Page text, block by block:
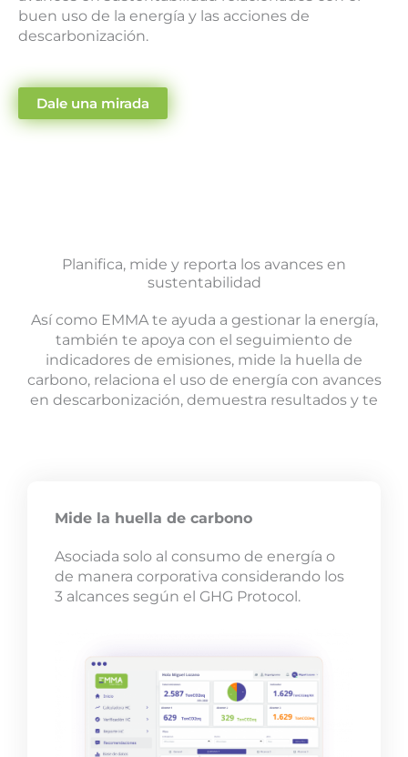
buen uso de la energía y las acciones de
descarbonización.
Dale una mirada
Planifica, mide y reporta los avances en
sustentabilidad
Así como EMMA te ayuda a gestionar la energía,
también te apoya con el seguimiento de
indicadores de emisiones, mide la huella de
carbono, relaciona el uso de energía con avances
en descarbonización, demuestra resultados y te
Mide la huella de carbono
Asociada solo al consumo de energía o
de manera corporativa considerando los
3 alcances según el GHG Protocol.